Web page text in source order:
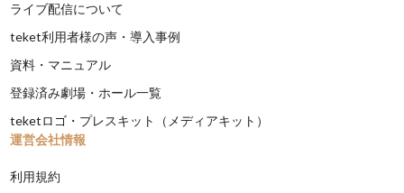
ライブ配信について
teket利用者様の声・導入事例
資料・マニュアル
登録済み劇場・ホール一覧
teketロゴ・プレスキット（メディアキット）
運営会社情報
利用規約